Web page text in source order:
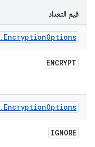
قيم التعداد
. EncryptionOptions
ENCRYPT
. EncryptionOptions
IGNORE